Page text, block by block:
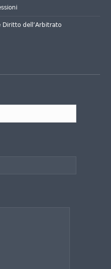
Diritto dell’Arbitrato